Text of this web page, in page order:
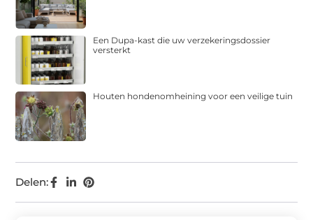
Delen:
Een Dupa-kast die uw verzekeringsdossier
versterkt
Houten hondenomheining voor een veilige tuin